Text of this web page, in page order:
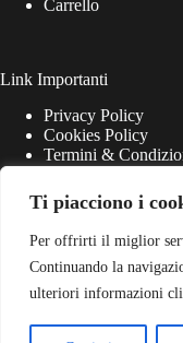
Ti piacciono i
Per offrirti il miglior
Continuando la
ulteriori informazioni
Carrello
Link Importanti
Privacy Policy
Cookies Policy
Termini &